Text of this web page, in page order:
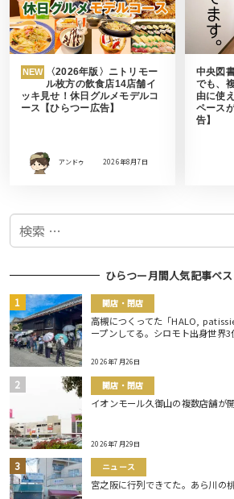
NEW
〈2026年版〉ニトリモー
ル枚方の飲食店14店舗イ
ッキ見せ！休日グルメモデルコ
ース【ひらつー広告】
アンドゥ 2026年8月7日
中央図
でも、
由に使
ペース
告】
検
ひらつー月間人気記事ベ
開店・閉店
高槻につくってた「HALO,
ープンしてる。シロモト出身世界
2026年7月26日
開店・閉店
イオンモール久御山の複数店舗が
2026年7月29日
ニュース
宮之阪に行列できてた。あら川の